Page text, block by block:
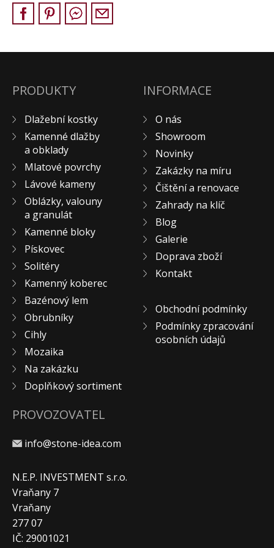
Pískovec
Kamenné bloky
BERA GRAVEL FIX
Terazzo
Doplňkový sortiment
DLAŽEBNÍ KOSTKY
KAMENNÉ DLAŽBY, OBKLADY
MLATOVÉ POVRCHY
ZAKÁZKY NA MÍRU
VÝPRODEJ
NOVINKY
BLOG
KONTAKT
PRODUKTY
Dlažební kostky
Kamenné dlažby
a obklady
Mlatové povrchy
Lávové kameny
Oblázky, valouny
a granulát
Kamenné bloky
Pískovec
Solitéry
Kamenný koberec
Bazénový lem
Obrubníky
Cihly
Mozaika
Na zakázku
Doplňkový sortiment
INFORMACE
O nás
Showroom
Novinky
Zakázky na míru
Čištění a renovace
Zahrady na klíč
Blog
Galerie
Doprava zboží
Kontakt
Obchodní podmínky
Podmínky zpracování
osobních údajů
PROVOZOVATEL
info@stone-idea.com
N.E.P. INVESTMENT s.r.o.
Vraňany 7
Vraňany
277 07
IČ: 29001021